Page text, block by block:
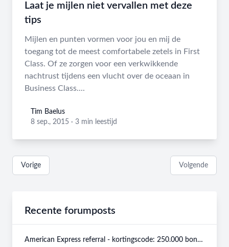
Laat je mijlen niet vervallen met deze
tips
Mijlen en punten vormen voor jou en mij de
toegang tot de meest comfortabele zetels in First
Class. Of ze zorgen voor een verkwikkende
nachtrust tijdens een vlucht over de oceaan in
Business Class....
Tim Baelus
Tim Baelus
8 sep., 2015 · 3 min leestijd
Vorige Volgende
Recente forumposts
American Express referral - kortingscode: 250.000 bonuspunten GRATIS